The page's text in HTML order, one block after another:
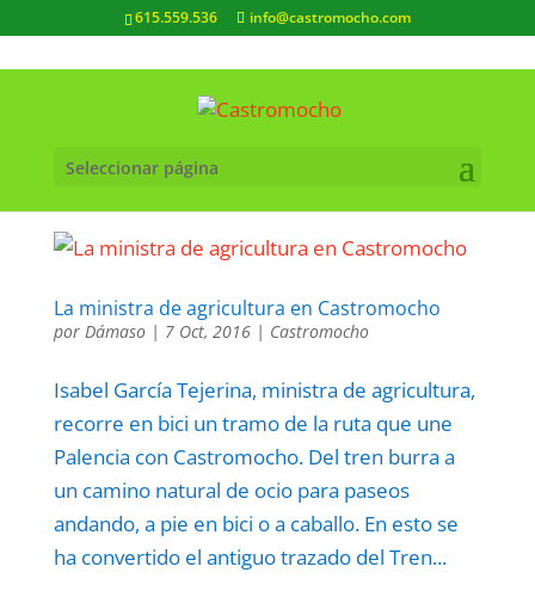
615.559.536 info@castromocho.com
Seleccionar página
La ministra de agricultura en Castromocho
por Dámaso| 7 Oct, 2016| Castromocho
Isabel García Tejerina, ministra de agricultura,
recorre en bici un tramo de la ruta que une
Palencia con Castromocho. Del tren burra a
un camino natural de ocio para paseos
andando, a pie en bici o a caballo. En esto se
ha convertido el antiguo trazado del Tren...